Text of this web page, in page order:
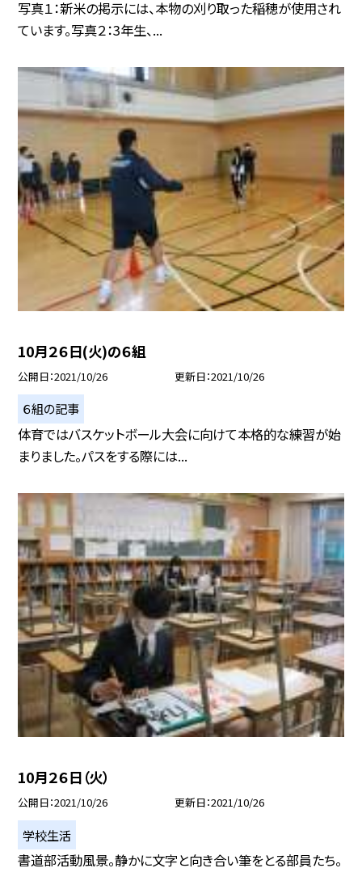
写真１：新米の掲示には、本物の刈り取った稲穂が使用され
ています。写真２：3年生、...
10月２６日(火)の６組
公開日 2021/10/26 更新日 2021/10/26
６組の記事
体育ではバスケットボール大会に向けて本格的な練習が始
まりました。パスをする際には...
10月２６日（火）
公開日 2021/10/26 更新日 2021/10/26
学校生活
書道部活動風景。静かに文字と向き合い筆をとる部員たち。